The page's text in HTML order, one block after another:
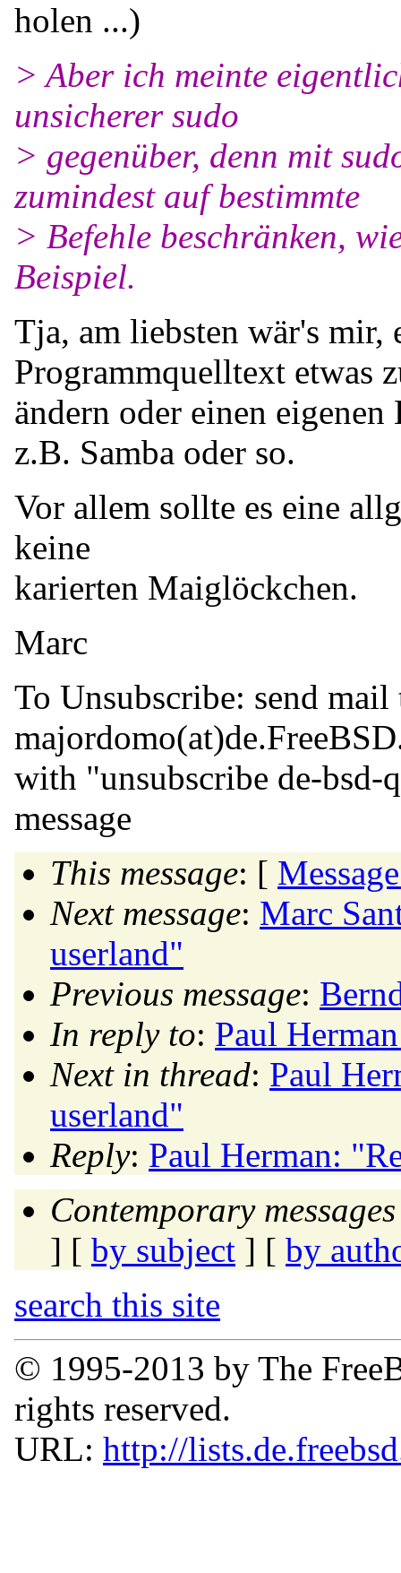
holen ...)
> Aber ich meinte
unsicherer sudo
> gegenüber, denn mit
zumindest auf bestimmte
> Befehle beschränken,
Beispiel.
Tja, am liebsten wär's mir,
Programmquelltext etwas
ändern oder einen
z.B. Samba oder so.
Vor allem sollte es eine
keine
karierten Maiglöckchen.
Marc
To Unsubscribe: send mail
majordomo(at)de.
with "unsubscribe de-bsd-
message
This message: [
Next message: Marc
userland"
Previous message:
In reply to: Paul
Next in thread: Paul
userland"
Reply: Paul Herman:
Contemporary
] [ by subject ] [ by
search this site
© 1995-2013 by The
rights reserved.
URL: http://